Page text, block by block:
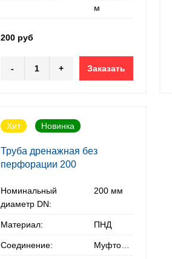
м
200 руб
- + Заказать
Хит Новинка
Труба дренажная без
перфорации 200
Номинальный
диаметр DN:
200 мм
Материал: ПНД
Соединение: Муфтовое